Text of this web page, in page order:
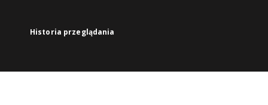
Historia przeglądania